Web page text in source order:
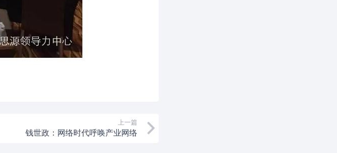
上一篇
钱世政：网络时代呼唤产业网络